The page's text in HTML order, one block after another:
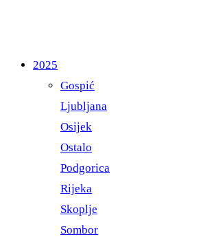
2025
Gospić
Ljubljana
Osijek
Ostalo
Podgorica
Rijeka
Skoplje
Sombor